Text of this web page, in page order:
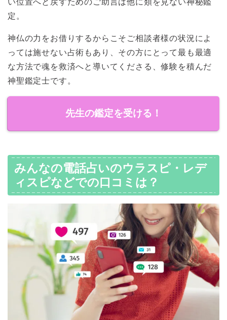
い位置へと戻すためのご助言は他に類を見ない神秘鑑
定。
神仏の力をお借りするからこそご相談者様の状況によ
っては施せない占術もあり、その方にとって最も最適
な方法で魂を救済へと導いてくださる、修験を積んだ
神聖鑑定士です。
先生の鑑定を受ける！
みんなの電話占いのウラスピ・レデ
ィスピなどでの口コミは？